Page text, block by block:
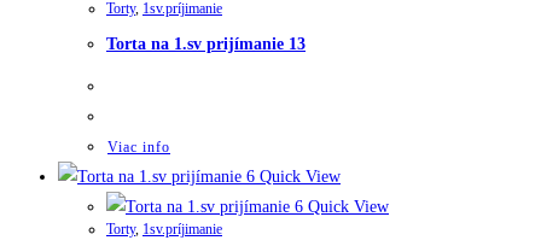
Torty, 1sv.príjimanie
Torta na 1.sv prijímanie 13
Viac info
Quick View
Quick View
Torty, 1sv.príjimanie